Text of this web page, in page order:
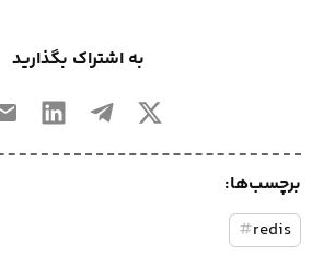
به اشتراک بگذارید
برچسب‌ها:
redis
#